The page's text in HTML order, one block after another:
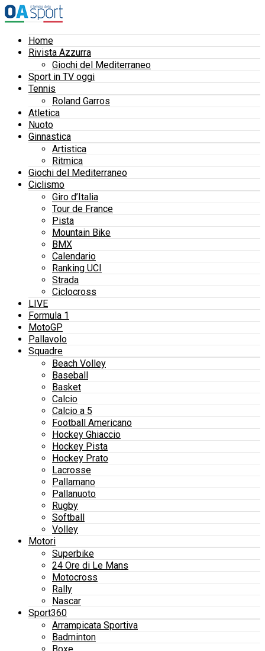
Home
Rivista Azzurra
Giochi del Mediterraneo
Sport in TV oggi
Tennis
Roland Garros
Atletica
Nuoto
Ginnastica
Artistica
Ritmica
Giochi del Mediterraneo
Ciclismo
Giro d’Italia
Tour de France
Pista
Mountain Bike
BMX
Calendario
Ranking UCI
Strada
Ciclocross
LIVE
Formula 1
MotoGP
Pallavolo
Squadre
Beach Volley
Baseball
Basket
Calcio
Calcio a 5
Football Americano
Hockey Ghiaccio
Hockey Pista
Hockey Prato
Lacrosse
Pallamano
Pallanuoto
Rugby
Softball
Volley
Motori
Superbike
24 Ore di Le Mans
Motocross
Rally
Nascar
Sport360
Arrampicata Sportiva
Badminton